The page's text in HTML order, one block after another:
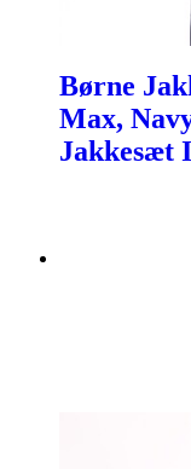
Børne
Max,
Jakkesæt